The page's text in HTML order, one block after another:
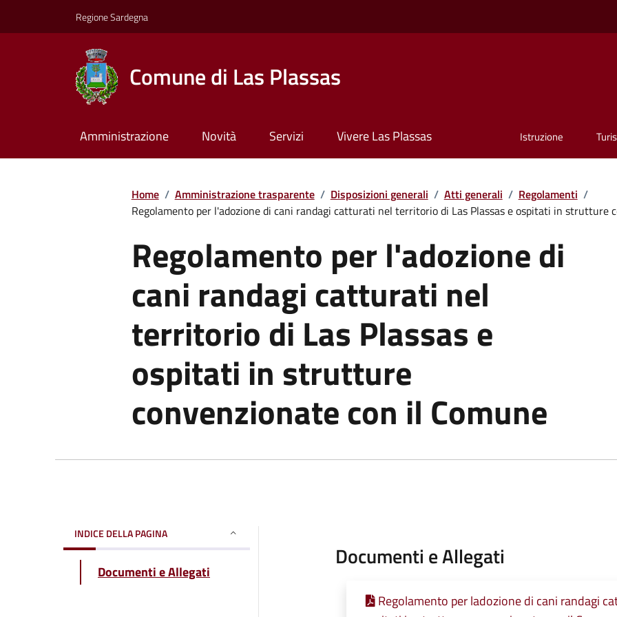
Regione Sardegna
Comune di Las Plassas
Amministrazione Novità Servizi Vivere Las Plassas Istruzione
Home / Amministrazione trasparente / Disposizioni generali / Atti generali / Regolamenti /
Regolamento per l'adozione di cani randagi catturati nel territorio di Las Plassas e ospitati in strutture
Regolamento per l'adozione di
cani randagi catturati nel
territorio di Las Plassas e
ospitati in strutture
convenzionate con il Comune
INDICE DELLA PAGINA
Documenti e Allegati
Documenti e Allegati
Regolamento per ladozione di cani randagi